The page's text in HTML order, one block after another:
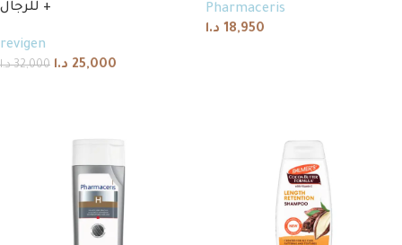
للرجال +
revigen
32,000 د.ا 25,000 د.ا
Pharmaceris
18,950 د.ا